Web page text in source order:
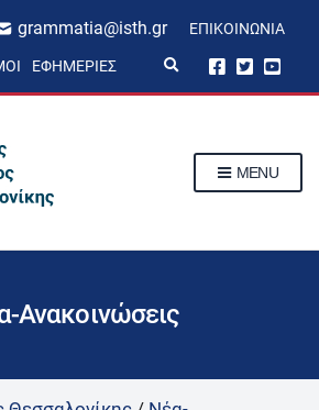
grammatia@isth.gr ΕΠΙΚΟΙΝΩΝΊΑ
ΕΦΗΜΕΡΊΕΣ
p
m
MENU
Ανακοινώσεις